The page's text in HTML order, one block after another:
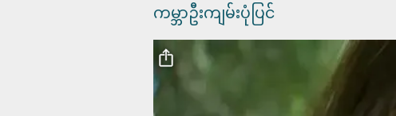
ကမ္ဘာဦးကျမ်းပုံပြင်